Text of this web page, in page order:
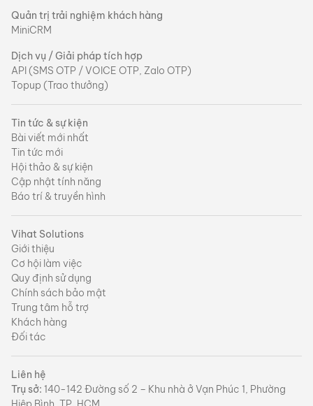
Quản trị trải nghiệm khách hàng
MiniCRM
Dịch vụ / Giải pháp tích hợp
API (SMS OTP / VOICE OTP, Zalo OTP)
Topup (Trao thưởng)
Tin tức & sự kiện
Bài viết mới nhất
Tin tức mới
Hội thảo & sự kiện
Cập nhật tính năng
Báo trí & truyền hình
Vihat Solutions
Giới thiệu
Cơ hội làm việc
Quy định sử dụng
Chính sách bảo mật
Trung tâm hỗ trợ
Khách hàng
Đối tác
Liên hệ
Trụ sở: 140-142 Đường số 2 – Khu nhà ở Vạn Phúc 1, Phường